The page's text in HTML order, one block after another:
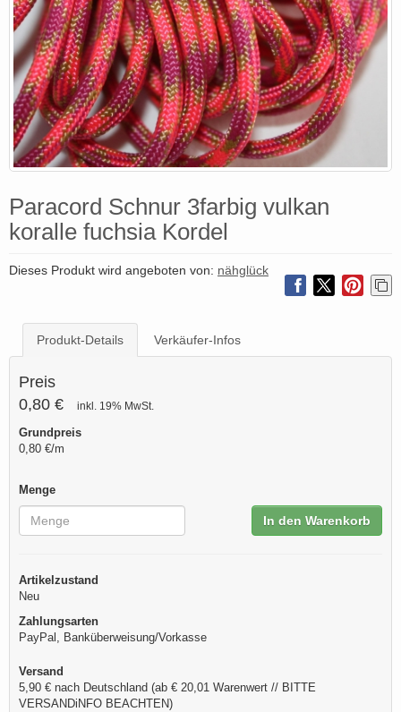
Paracord Schnur 3farbig vulkan
koralle fuchsia Kordel
Dieses Produkt wird angeboten von: nähglück
Produkt-Details Verkäufer-Infos
Preis
0,80 €
inkl. 19% MwSt.
Grundpreis
0,80 €/m
Menge
In den Warenkorb
Artikelzustand
Neu
Zahlungsarten
PayPal, Banküberweisung/Vorkasse
Versand
5,90 € nach Deutschland (ab € 20,01 Warenwert // BITTE
VERSANDiNFO BEACHTEN)